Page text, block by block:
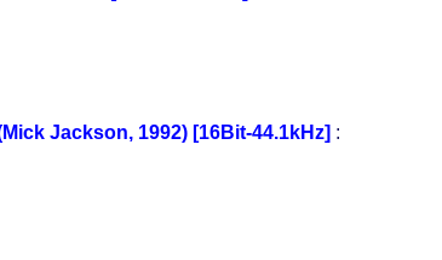
Jackson, 1992) [16Bit-44.1kHz] :